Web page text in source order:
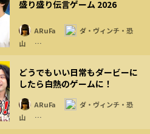
盛り盛り伝言ゲーム 2026
ARuFa
ダ・ヴィンチ・恐
山
…
どうでもいい日常もダービーに
したら白熱のゲームに！
ARuFa
ダ・ヴィンチ・恐
山
…